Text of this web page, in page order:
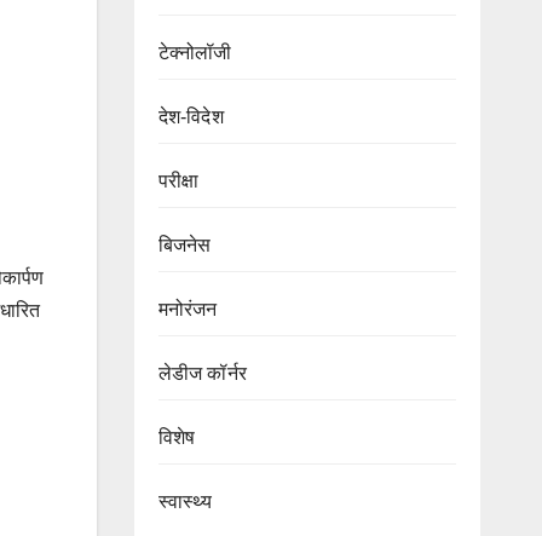
टेक्नोलॉजी
देश-विदेश
परीक्षा
बिजनेस
मनोरंजन
लेडीज कॉर्नर
विशेष
स्वास्थ्य